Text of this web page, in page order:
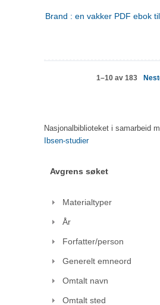
Brand : en vakker PDF ebok
1–10 av 183
Nasjonalbiblioteket i samarbeid
Ibsen-studier
Avgrens søket
Materialtyper
År
Forfatter/person
Generelt emneord
Omtalt navn
Omtalt sted